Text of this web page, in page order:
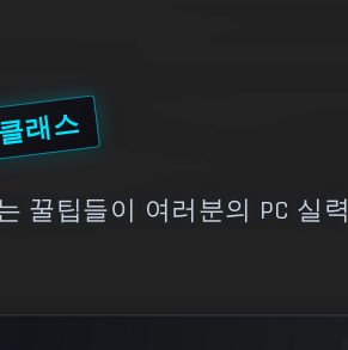
래스
꿀팁들이 여러분의 PC 실력